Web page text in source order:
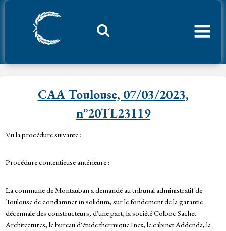
Aller
CAA Toulouse, 07/03/2023,
n°20TL23119
Vu la procédure suivante :
Procédure contentieuse antérieure :
La commune de Montauban a demandé au tribunal administratif de
Toulouse de condamner in solidum, sur le fondement de la garantie
décennale des constructeurs, d'une part, la société Colboc Sachet
Architectures, le bureau d'étude thermique Inex, le cabinet Addenda, la